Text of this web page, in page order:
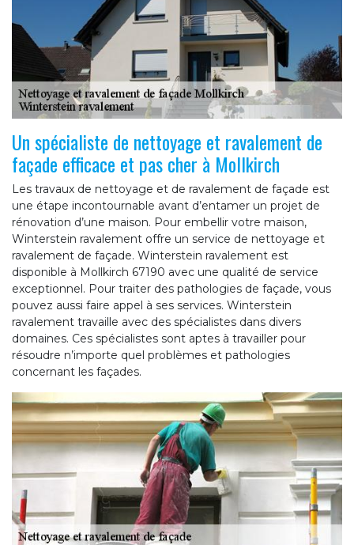
Un spécialiste de nettoyage et ravalement de
façade efficace et pas cher à Mollkirch
Les travaux de nettoyage et de ravalement de façade est
une étape incontournable avant d’entamer un projet de
rénovation d’une maison. Pour embellir votre maison,
Winterstein ravalement offre un service de nettoyage et
ravalement de façade. Winterstein ravalement est
disponible à Mollkirch 67190 avec une qualité de service
exceptionnel. Pour traiter des pathologies de façade, vous
pouvez aussi faire appel à ses services. Winterstein
ravalement travaille avec des spécialistes dans divers
domaines. Ces spécialistes sont aptes à travailler pour
résoudre n’importe quel problèmes et pathologies
concernant les façades.